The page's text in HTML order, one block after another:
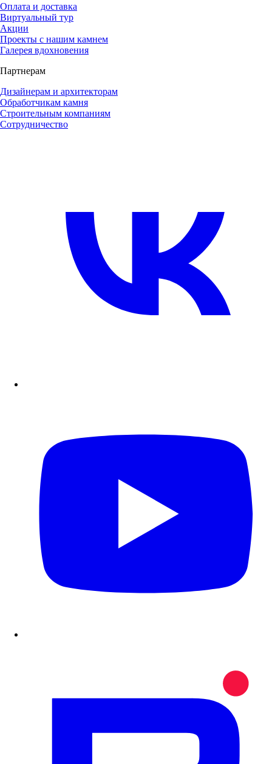
Оплата и доставка
Виртуальный тур
Акции
Проекты с нашим камнем
Галерея вдохновения
Партнерам
Дизайнерам и архитекторам
Обработчикам камня
Строительным компаниям
Сотрудничество